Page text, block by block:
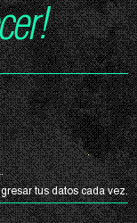
tus datos cada vez.